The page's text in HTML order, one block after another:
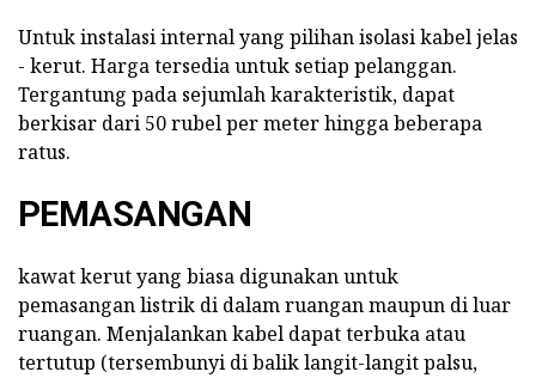
Untuk instalasi internal yang pilihan isolasi kabel jelas
- kerut. Harga tersedia untuk setiap pelanggan.
Tergantung pada sejumlah karakteristik, dapat
berkisar dari 50 rubel per meter hingga beberapa
ratus.
PEMASANGAN
kawat kerut yang biasa digunakan untuk
pemasangan listrik di dalam ruangan maupun di luar
ruangan. Menjalankan kabel dapat terbuka atau
tertutup (tersembunyi di balik langit-langit palsu,